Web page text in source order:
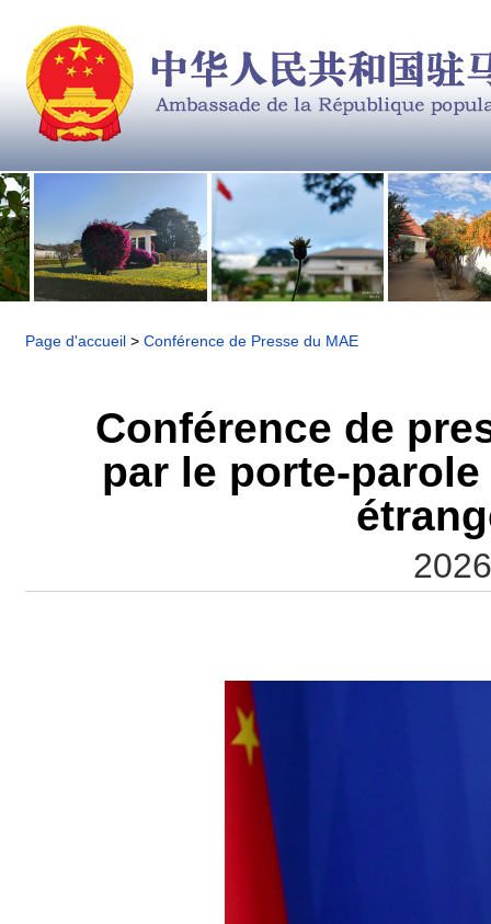
Page d'accueil > Conférence de Presse du MAE
Conférence de
par le porte-